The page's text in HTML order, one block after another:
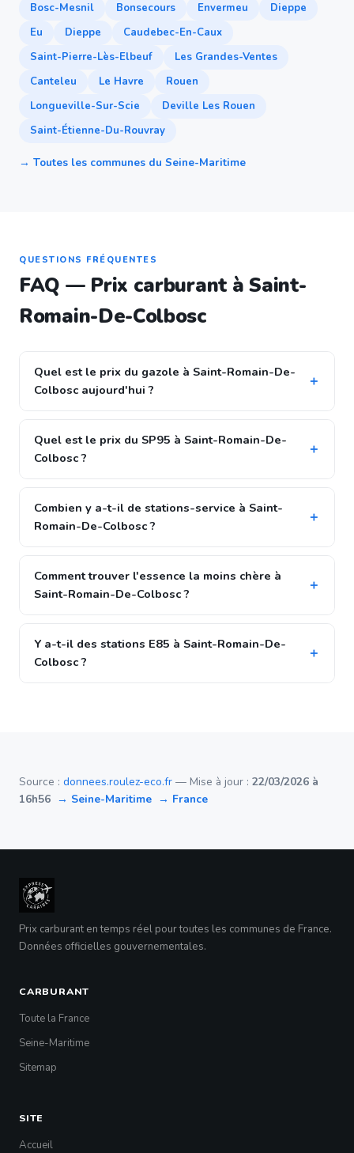
Bosc-Mesnil Bonsecours Envermeu
Dieppe
Eu
Dieppe
Caudebec-En-Caux
Saint-Pierre-Lès-Elbeuf
Les Grandes-Ventes
Canteleu
Le Havre
Rouen
Longueville-Sur-Scie
Deville Les Rouen
Saint-Étienne-Du-Rouvray
→ Toutes les communes du Seine-Maritime
QUESTIONS FRÉQUENTES
FAQ — Prix carburant à Saint-
Romain-De-Colbosc
Quel est le prix du gazole à Saint-Romain-De-
Colbosc aujourd'hui ?
Quel est le prix du SP95 à Saint-Romain-De-
Colbosc ?
Combien y a-t-il de stations-service à Saint-
Romain-De-Colbosc ?
Comment trouver l'essence la moins chère à
Saint-Romain-De-Colbosc ?
Y a-t-il des stations E85 à Saint-Romain-De-
Colbosc ?
Source : donnees.roulez-eco.fr — Mise à jour : 22/03/2026 à
16h56 → Seine-Maritime → France
Prix carburant en temps réel pour toutes les communes de France.
Données officielles gouvernementales.
CARBURANT
Toute la France
Seine-Maritime
Sitemap
SITE
Accueil